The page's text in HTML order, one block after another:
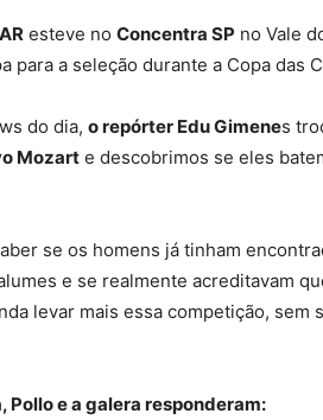
esteve no Concentra SP no Vale
para a seleção durante a Copa das
do dia, o repórter Edu Gimenes
Mozart e descobrimos se eles
se os homens já tinham
e se realmente acreditavam
levar mais essa competição, sem
Pollo e a galera responderam: